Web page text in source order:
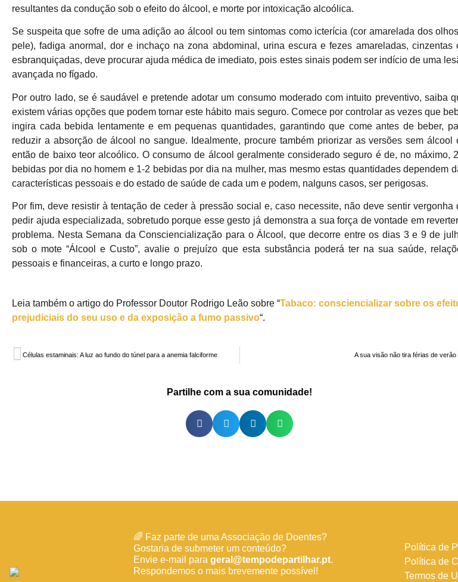
resultantes da condução sob o efeito do álcool, e morte por intoxicação alcoólica.
Se suspeita que sofre de uma adição ao álcool ou tem sintomas como icterícia (cor amarelada dos
pele), fadiga anormal, dor e inchaço na zona abdominal, urina escura e fezes amareladas, cinzentas
esbranquiçadas, deve procurar ajuda médica de imediato, pois estes sinais podem ser indício de uma
avançada no fígado.
Por outro lado, se é saudável e pretende adotar um consumo moderado com intuito preventivo, saiba
existem várias opções que podem tornar este hábito mais seguro. Comece por controlar as vezes que
ingira cada bebida lentamente e em pequenas quantidades, garantindo que come antes de beber,
reduzir a absorção de álcool no sangue. Idealmente, procure também priorizar as versões sem álcool
então de baixo teor alcoólico. O consumo de álcool geralmente considerado seguro é de, no máximo,
bebidas por dia no homem e 1-2 bebidas por dia na mulher, mas mesmo estas quantidades dependem
características pessoais e do estado de saúde de cada um e podem, nalguns casos, ser perigosas.
Por fim, deve resistir à tentação de ceder à pressão social e, caso necessite, não deve sentir vergonha
pedir ajuda especializada, sobretudo porque esse gesto já demonstra a sua força de vontade em
problema. Nesta Semana da Consciencialização para o Álcool, que decorre entre os dias 3 e 9 de
sob o mote “Álcool e Custo”, avalie o prejuízo que esta substância poderá ter na sua saúde,
pessoais e financeiras, a curto e longo prazo.
Leia também o artigo do Professor Doutor Rodrigo Leão sobre “Tabaco: consciencializar sobre os
prejudiciais do seu uso e da exposição a fumo passivo“.
Células estaminais: A luz ao fundo do túnel para a anemia falciforme A sua visão não tira férias de verão
Partilhe com a sua comunidade!
🌈 Faz parte de uma Associação de Doentes?
Gostaria de submeter um conteúdo?
Envie e-mail para geral@tempodepartilhar.pt.
Respondemos o mais brevemente possível!
Política de
Política de
Termos de